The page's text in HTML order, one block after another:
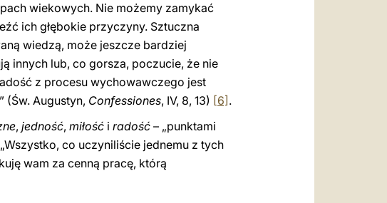
wiekowych. Nie możemy zamykać
ich głębokie przyczyny. Sztuczna
wiedzą, może jeszcze bardziej
innych lub, co gorsza, poczucie, że nie
z procesu wychowawczego jest
(Św. Augustyn, Confessiones, IV, 8, 13) [6] .
, jedność, miłość i radość – „punktami
co uczyniliście jednemu z tych
wam za cenną pracę, którą